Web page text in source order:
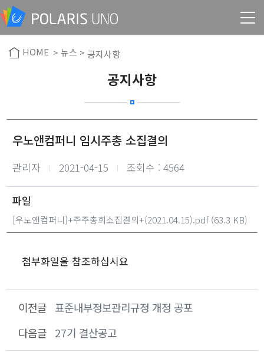
HOME > 뉴스 > 공지사항
공지사항
우노앤컴퍼니 임시주총 소집결의
작성자
관리자 작성일
2021-04-15 조회수 : 4564
파일
[우노앤컴퍼니]+주주총회소집결의+(2021.04.15).pdf(63.3 KB)
첨부화일을 참조하십시요
이전글 표준내부정보관리규정 개정 공포
다음글 27기 결산공고